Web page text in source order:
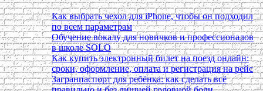
Как выбрать чехол для iPhone, чтобы он подходил
по всем параметрам
Обучение вокалу для новичков и профессионалов
в школе SOLO
Как купить электронный билет на поезд онлайн:
сроки, оформление, оплата и регистрация на рейс
Загранпаспорт для ребёнка: как сделать всё